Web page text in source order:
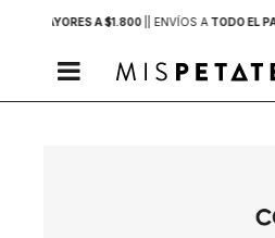
MAYORES A $1.800 | ENVÍOS A TODO EL
